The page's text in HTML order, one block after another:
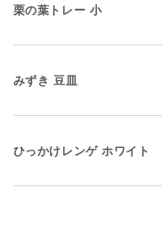
栗の葉トレー 小
みずき 豆皿
ひっかけレンゲ ホワイト